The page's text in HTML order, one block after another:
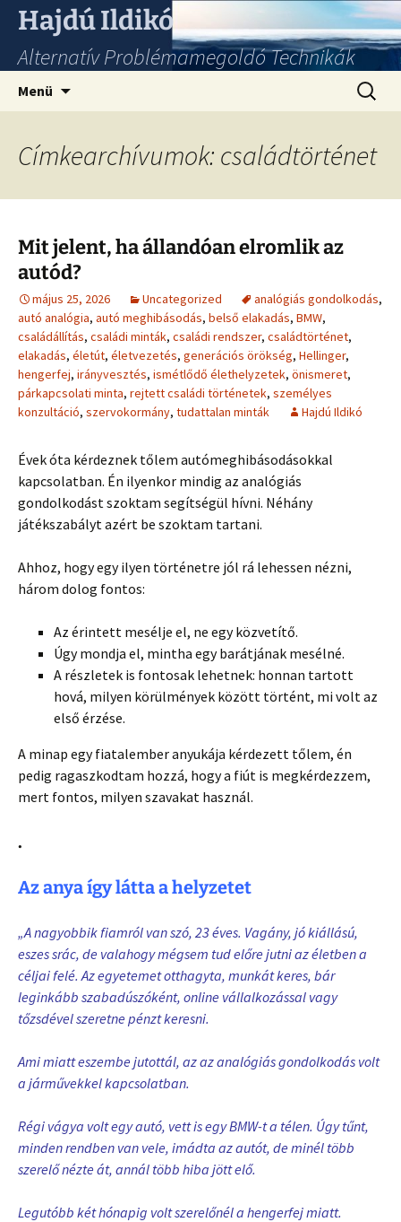
Hajdú Ildikó
Alternatív Problémamegoldó Technikák
Menü
Címkearchívumok: családtörténet
Mit jelent, ha állandóan elromlik az
autód?
május 25, 2026 Uncategorized analógiás gondolkodás,
autó analógia, autó meghibásodás, belső elakadás, BMW,
családállítás, családi minták, családi rendszer, családtörténet,
elakadás, életút, életvezetés, generációs örökség, Hellinger,
hengerfej, irányvesztés, ismétlődő élethelyzetek, önismeret,
párkapcsolati minta, rejtett családi történetek, személyes
konzultáció, szervokormány, tudattalan minták Hajdú Ildikó
Évek óta kérdeznek tőlem autómeghibásodásokkal
kapcsolatban. Én ilyenkor mindig az analógiás
gondolkodást szoktam segítségül hívni. Néhány
játékszabályt azért be szoktam tartani.
Ahhoz, hogy egy ilyen történetre jól rá lehessen nézni,
három dolog fontos:
Az érintett mesélje el, ne egy közvetítő.
Úgy mondja el, mintha egy barátjának mesélné.
A részletek is fontosak lehetnek: honnan tartott
hová, milyen körülmények között történt, mi volt az
első érzése.
A minap egy fiatalember anyukája kérdezett tőlem, én
pedig ragaszkodtam hozzá, hogy a fiút is megkérdezzem,
mert fontos, milyen szavakat használ.
.
Az anya így látta a helyzetet
„A nagyobbik fiamról van szó, 23 éves. Vagány, jó kiállású,
eszes srác, de valahogy mégsem tud előre jutni az életben a
céljai felé. Az egyetemet otthagyta, munkát keres, bár
leginkább szabadúszóként, online vállalkozással vagy
tőzsdével szeretne pénzt keresni.
Ami miatt eszembe jutottál, az az analógiás gondolkodás volt
a járművekkel kapcsolatban.
Régi vágya volt egy autó, vett is egy BMW-t a télen. Úgy tűnt,
minden rendben van vele, imádta az autót, de minél több
szerelő nézte át, annál több hiba jött elő.
Legutóbb két hónapig volt szerelőnél a hengerfej miatt.